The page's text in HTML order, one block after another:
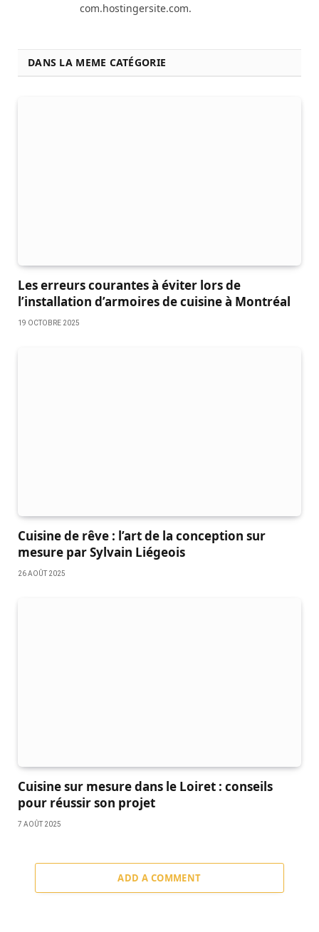
com.hostingersite.com.
DANS LA MEME CATÉGORIE
Les erreurs courantes à éviter lors de
l’installation d’armoires de cuisine à Montréal
19 OCTOBRE 2025
Cuisine de rêve : l’art de la conception sur
mesure par Sylvain Liégeois
26 AOÛT 2025
Cuisine sur mesure dans le Loiret : conseils
pour réussir son projet
7 AOÛT 2025
ADD A COMMENT